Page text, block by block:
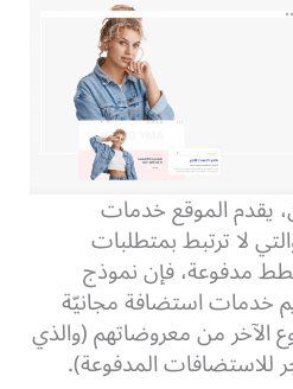
الآن، يقدم الموقع خدمات
لا ترتبط بمتطلبات
مدفوعة، فإن نموذج
خدمات استضافة مجانيّة
الآخر من معروضاتهم (والذي
المدفوعة).